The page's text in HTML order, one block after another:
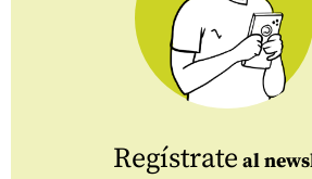
Regístrate al